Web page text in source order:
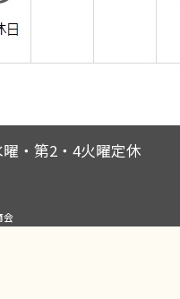
・第2・4火曜定休
会